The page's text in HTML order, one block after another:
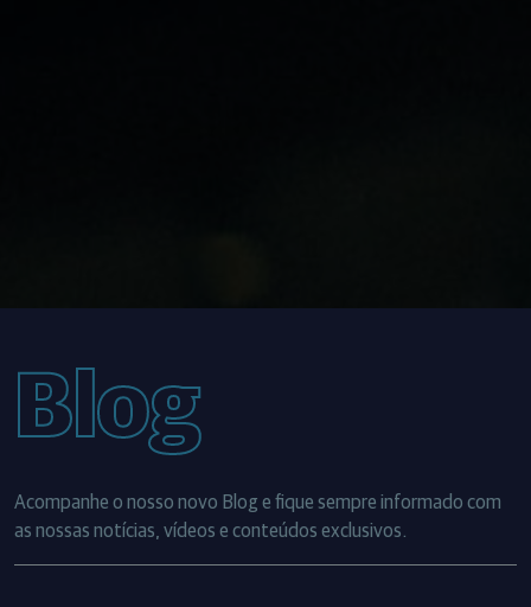
Blog
Acompanhe o nosso novo Blog e fique sempre informado com
as nossas notícias, vídeos e conteúdos exclusivos.